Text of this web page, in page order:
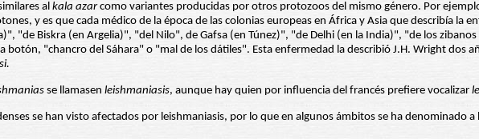
al kala azarcomo variantes producidas por otros protozoos del mismo género. Por
y es que cada médico de la época de las colonias europeas en África y Asia que describía la
"de Biskra (en Argelia)", "del Nilo", de Gafsa (en Túnez)", "de Delhi (en la India)", "de los
"chancro del Sáhara" o "mal de los dátiles". Esta enfermedad la describió J.H. Wright dos
se llamasen leishmaniasis, aunque hay quien por influencia del francés prefiere vocalizar
se han visto afectados por leishmaniasis, por lo que en algunos ámbitos se ha denominado